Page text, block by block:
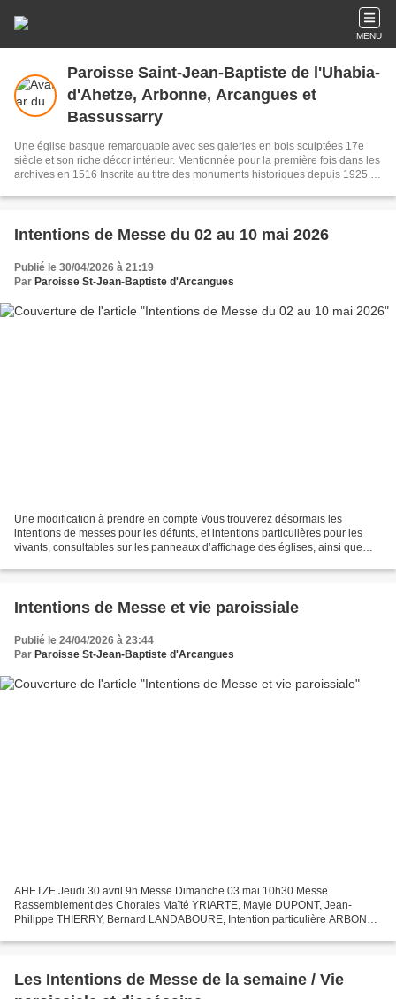
MENU
Paroisse Saint-Jean-Baptiste de l'Uhabia-
d'Ahetze, Arbonne, Arcangues et
Bassussarry
Une église basque remarquable avec ses galeries en bois sculptées 17e
siècle et son riche décor intérieur. Mentionnée pour la première fois dans les
archives en 1516 Inscrite au titre des monuments historiques depuis 1925.
communauté.
Intentions de Messe du 02 au 10 mai 2026
Publié le 30/04/2026 à 21:19
Par Paroisse St-Jean-Baptiste d'Arcangues
Une modification à prendre en compte Vous trouverez désormais les
intentions de messes pour les défunts, et intentions particulières pour les
vivants, consultables sur les panneaux d’affichage des églises, ainsi que
Intentions de Messe et vie paroissiale
Publié le 24/04/2026 à 23:44
Par Paroisse St-Jean-Baptiste d'Arcangues
AHETZE Jeudi 30 avril 9h Messe Dimanche 03 mai 10h30 Messe
Rassemblement des Chorales Maïté YRIARTE, Mayie DUPONT, Jean-
Philippe THIERRY, Bernard LANDABOURE, Intention particulière ARBONNE
Les Intentions de Messe de la semaine / Vie